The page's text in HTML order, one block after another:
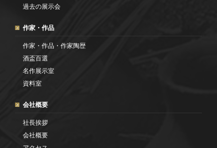
過去の展示会
作家・作品
作家・作品・作家陶歴
酒盃百選
名作展示室
資料室
会社概要
社長挨拶
会社概要